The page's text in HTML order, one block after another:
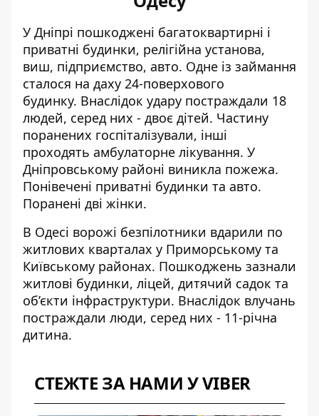
У Дніпрі пошкоджені багатоквартирні і
приватні будинки, релігійна установа,
виш, підприємство, авто. Одне із займання
сталося на даху 24-поверхового
будинку. Внаслідок удару постраждали 18
людей, серед них - двоє дітей. Частину
поранених госпіталізували, інші
проходять амбулаторне лікування. У
Дніпровському районі виникла пожежа.
Понівечені приватні будинки та авто.
Поранені дві жінки.
В Одесі ворожі безпілотники вдарили по
житлових кварталах у Приморському та
Київському районах. Пошкоджень зазнали
житлові будинки, ліцей, дитячий садок та
об’єкти інфраструктури. Внаслідок влучань
постраждали люди, серед них - 11-річна
дитина.
СТЕЖТЕ ЗА НАМИ У VIBER